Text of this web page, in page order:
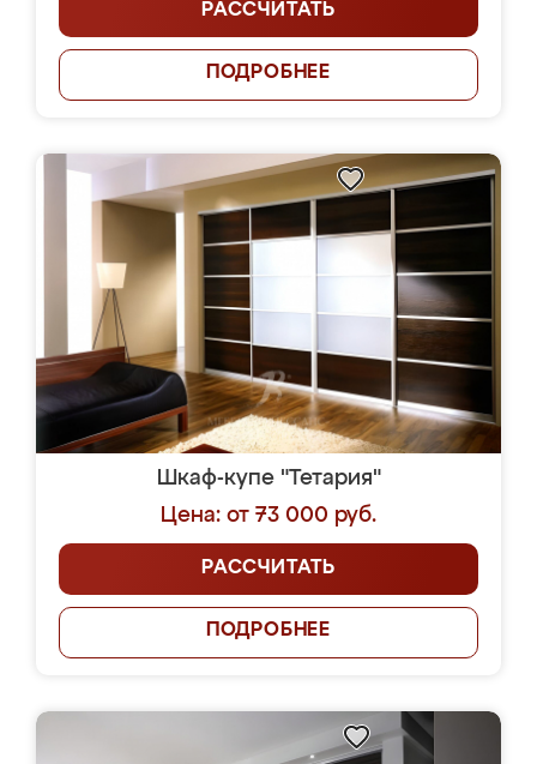
РАССЧИТАТЬ
ПОДРОБНЕЕ
Шкаф-купе "Тетария"
Цена: от 73 000 руб.
РАССЧИТАТЬ
ПОДРОБНЕЕ